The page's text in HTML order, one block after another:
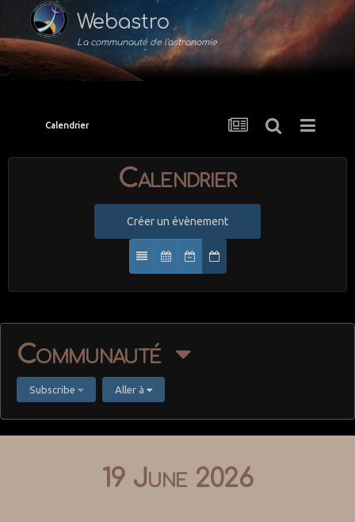
Webastro
La communauté de l'astronomie
Calendrier
Calendrier
Créer un évènement
Communauté
Subscribe Aller à
19 June 2026